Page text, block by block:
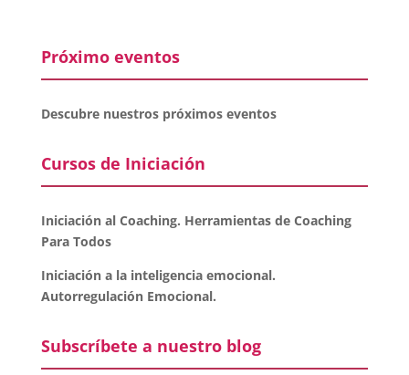
Próximo eventos
Descubre nuestros próximos eventos
Cursos de Iniciación
Iniciación al Coaching. Herramientas de Coaching
Para Todos
Iniciación a la inteligencia emocional.
Autorregulación Emocional.
Subscríbete a nuestro blog